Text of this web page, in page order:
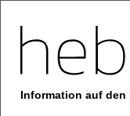
Information auf den